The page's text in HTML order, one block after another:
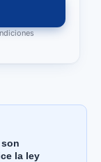
la ley